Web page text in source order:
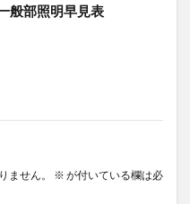
般部照明早見表
ません。 ※ が付いている欄は必